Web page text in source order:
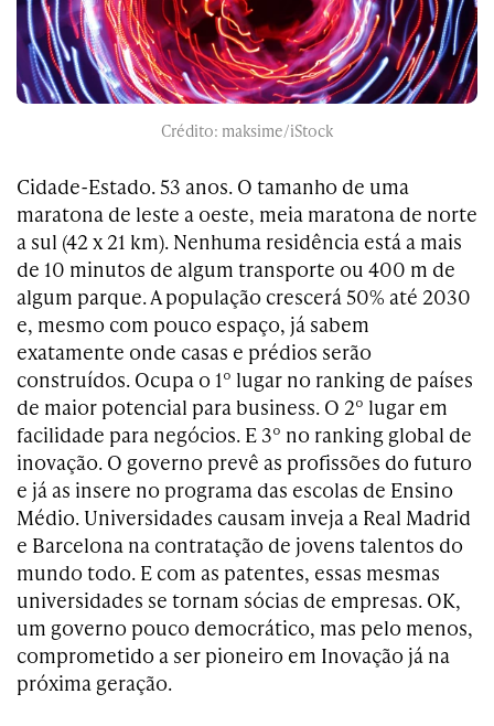
Crédito: maksime/iStock
Cidade-Estado. 53 anos. O tamanho de uma
maratona de leste a oeste, meia maratona de norte
a sul (42 x 21 km). Nenhuma residência está a mais
de 10 minutos de algum transporte ou 400 m de
algum parque. A população crescerá 50% até 2030
e, mesmo com pouco espaço, já sabem
exatamente onde casas e prédios serão
construídos. Ocupa o 1º lugar no ranking de países
de maior potencial para business. O 2º lugar em
facilidade para negócios. E 3º no ranking global de
inovação. O governo prevê as profissões do futuro
e já as insere no programa das escolas de Ensino
Médio. Universidades causam inveja a Real Madrid
e Barcelona na contratação de jovens talentos do
mundo todo. E com as patentes, essas mesmas
universidades se tornam sócias de empresas. OK,
um governo pouco democrático, mas pelo menos,
comprometido a ser pioneiro em Inovação já na
próxima geração.